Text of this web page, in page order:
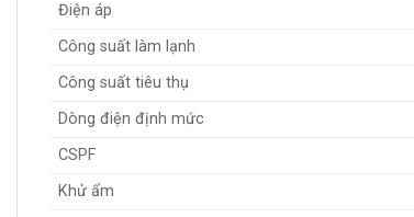
Điện áp
Công suất làm lạnh
Công suất tiêu thụ
Dòng điện định mức
CSPF
Khử ẩm